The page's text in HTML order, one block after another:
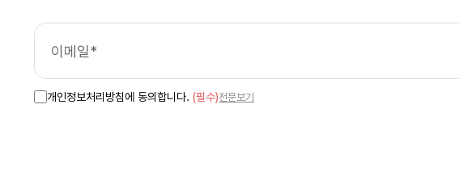
개인정보처리방침에 동의합니다. (필수)전문보기